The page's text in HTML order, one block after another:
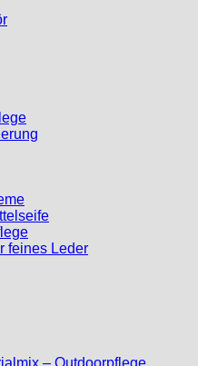
feines Leder
– Outdoorpflege